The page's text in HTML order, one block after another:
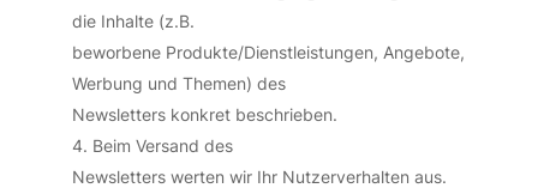
die Inhalte (z.B.
beworbene Produkte/Dienstleistungen, Angebote,
Werbung und Themen) des
Newsletters konkret beschrieben.
Beim Versand des
Newsletters werten wir Ihr Nutzerverhalten aus.